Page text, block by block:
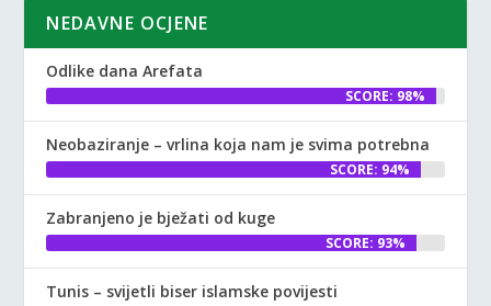
NEDAVNE OCJENE
Odlike dana Arefata
SCORE: 98%
Neobaziranje – vrlina koja nam je svima potrebna
SCORE: 94%
Zabranjeno je bježati od kuge
SCORE: 93%
Tunis – svijetli biser islamske povijesti